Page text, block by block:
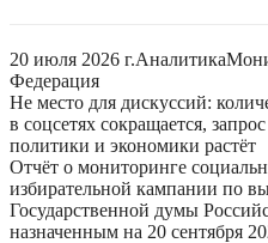
20 июля 2026 г.Аналитика
Федерация
Не место для дискуссий:
в соцсетях сокращается,
политики и экономики растёт
Отчёт о мониторинге
избирательной кампании по
Государственной думы
назначенным на 20 сентября